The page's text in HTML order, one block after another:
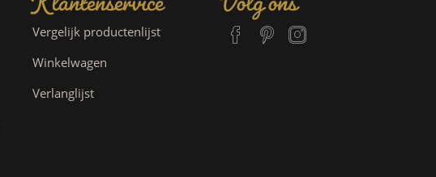
Vergelijk productenlijst
Winkelwagen
Verlanglijst